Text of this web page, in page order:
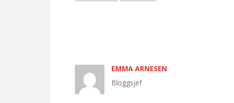
EMMA ARNESEN
Bloggsjef